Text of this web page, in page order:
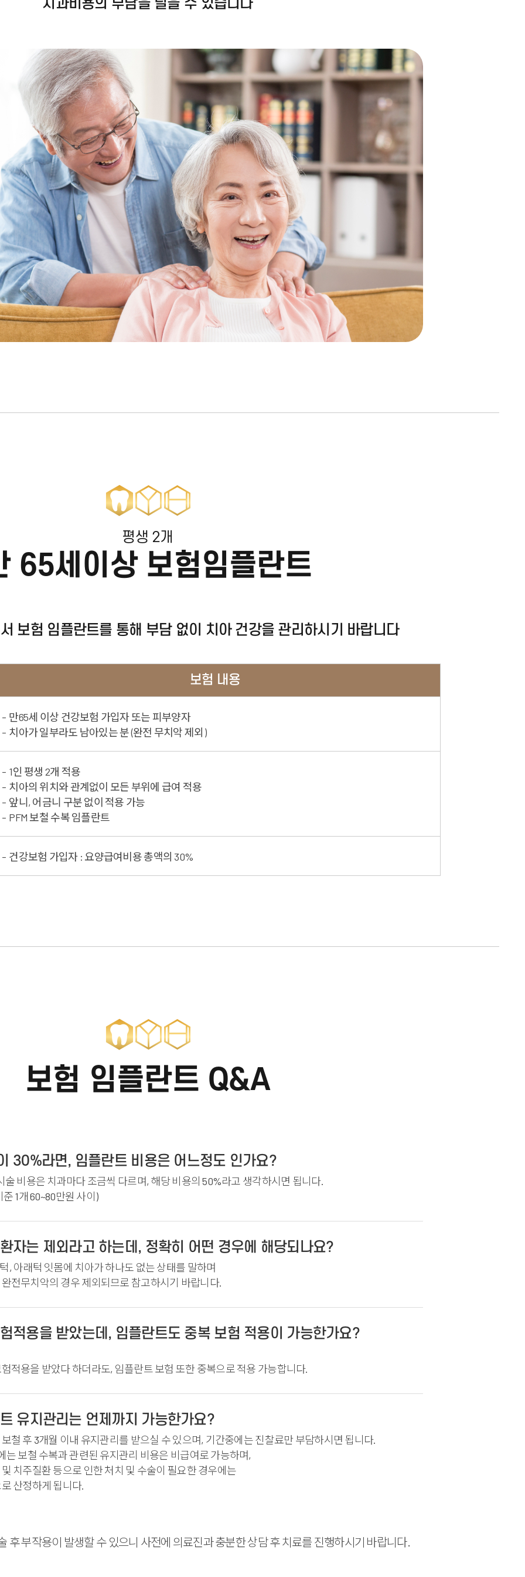
치과비용의 부담을 덜을 수 있습니다
평생 2개
65세이상 보험임플란트
보험 임플란트를 통해 부담 없이 치아 건강을 관리하시기 바랍니다
보험 내용
만65세 이상 건강보험 가입자 또는 피부양자
치아가 일부라도 남아있는 분(완전 무치악 제외)
1인 평생 2개 적용
치아의 위치와 관계없이 모든 부위에 급여 적용
앞니, 어금니 구분 없이 적용 가능
PFM 보철 수복 임플란트
건강보험 가입자 : 요양급여비용 총액의 30%
보험 임플란트 Q&A
30%라면, 임플란트 비용은 어느정도 인가요?
술 비용은 치과마다 조금씩 다르며, 해당 비용의 50%라고 생각하시면 됩니다.
1개 60~80만원 사이)
자는 제외라고 하는데, 정확히 어떤 경우에 해당되나요?
, 아래턱 잇몸에 치아가 하나도 없는 상태를 말하며
전무치악의 경우 제외되므로 참고하시기 바랍니다.
적용을 받았는데, 임플란트도 중복 보험 적용이 가능한가요?
적용을 받았다 하더라도, 임플란트 보험 또한 중복으로 적용 가능합니다.
유지관리는 언제까지 가능한가요?
철 후 3개월 이내 유지관리를 받으실 수 있으며, 기간중에는 진찰료만 부담하시면 됩니다.
는 보철 수복과 관련된 유지관리 비용은 비급여로 가능하며,
치주질환 등으로 인한 처치 및 수술이 필요한 경우에는
산정하게 됩니다.
후 부작용이 발생할 수 있으니 사전에 의료진과 충분한 상담 후 치료를 진행하시기 바랍니다.